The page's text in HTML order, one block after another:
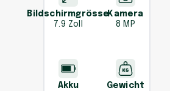
Bildschirmgrösse
7.9 Zoll
Kamera
8 MP
Akku
Gewicht